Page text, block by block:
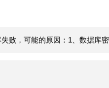
败，可能的原因：1、数据库